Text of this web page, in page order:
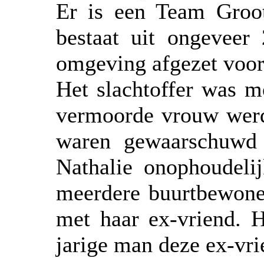
Er is een Team
bestaat uit
omgeving afgezet
Het slachtoffer was
vermoorde vrouw
waren
Nathalie
meerdere
met haar ex-vriend.
jarige man deze ex-